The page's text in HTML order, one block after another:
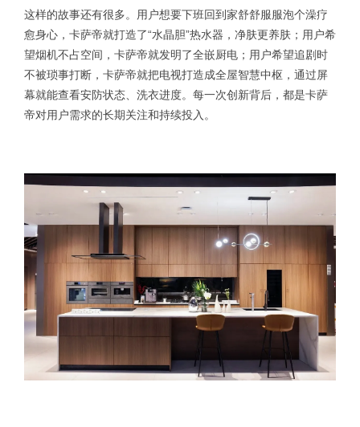
这样的故事还有很多。用户想要下班回到家舒舒服服泡个澡疗
愈身心，卡萨帝就打造了“水晶胆”热水器，净肤更养肤；用户希
望烟机不占空间，卡萨帝就发明了全嵌厨电；用户希望追剧时
不被琐事打断，卡萨帝就把电视打造成全屋智慧中枢，通过屏
幕就能查看安防状态、洗衣进度。每一次创新背后，都是卡萨
帝对用户需求的长期关注和持续投入。